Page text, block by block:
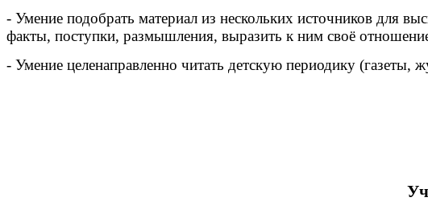
- Умение подобрать материал из нескольких источников для
факты, поступки, размышления, выразить к ним своё
- Умение целенаправленно читать детскую периодику